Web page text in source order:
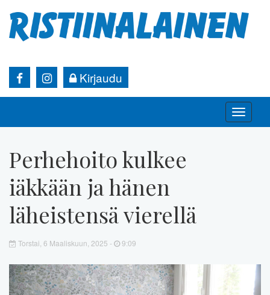
Kirjaudu
Toggle
Perhehoito kulkee
iäkkään ja hänen
läheistensä vierellä
Torstai, 6 Maaliskuun, 2025 - 9:09